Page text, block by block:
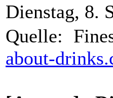
Dienstag, 8.
Quelle:
about-